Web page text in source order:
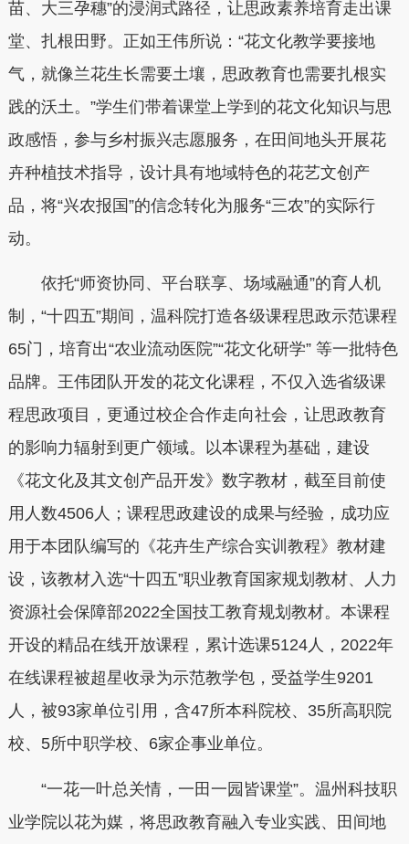
苗、大三孕穗”的浸润式路径，让思政素养培育走出课
堂、扎根田野。正如王伟所说：“花文化教学要接地
气，就像兰花生长需要土壤，思政教育也需要扎根实
践的沃土。”学生们带着课堂上学到的花文化知识与思
政感悟，参与乡村振兴志愿服务，在田间地头开展花
卉种植技术指导，设计具有地域特色的花艺文创产
品，将“兴农报国”的信念转化为服务“三农”的实际行
动。
依托“师资协同、平台联享、场域融通”的育人机
制，“十四五”期间，温科院打造各级课程思政示范课程
65门，培育出“农业流动医院”“花文化研学” 等一批特色
品牌。王伟团队开发的花文化课程，不仅入选省级课
程思政项目，更通过校企合作走向社会，让思政教育
的影响力辐射到更广领域。以本课程为基础，建设
《花文化及其文创产品开发》数字教材，截至目前使
用人数4506人；课程思政建设的成果与经验，成功应
用于本团队编写的《花卉生产综合实训教程》教材建
设，该教材入选“十四五”职业教育国家规划教材、人力
资源社会保障部2022全国技工教育规划教材。本课程
开设的精品在线开放课程，累计选课5124人，2022年
在线课程被超星收录为示范教学包，受益学生9201
人，被93家单位引用，含47所本科院校、35所高职院
校、5所中职学校、6家企事业单位。
“一花一叶总关情，一田一园皆课堂”。温州科技职
业学院以花为媒，将思政教育融入专业实践、田间地